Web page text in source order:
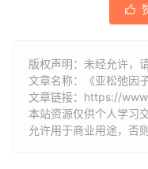

版权声明：未经允许，
文章名称：《亚松弛因
文章链接： https://
本站资源仅供个人学习
允许用于商业用途，否